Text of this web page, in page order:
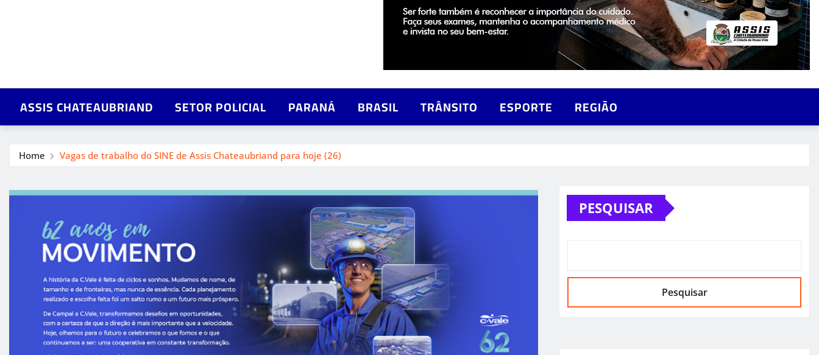
ASSIS CHATEAUBRIAND SETOR POLICIAL PARANÁ BRASIL TRÂNSITO ESPORTE REGIÃO
Home Vagas de trabalho do SINE de Assis Chateaubriand para hoje (26)
PESQUISAR
Pesquisar